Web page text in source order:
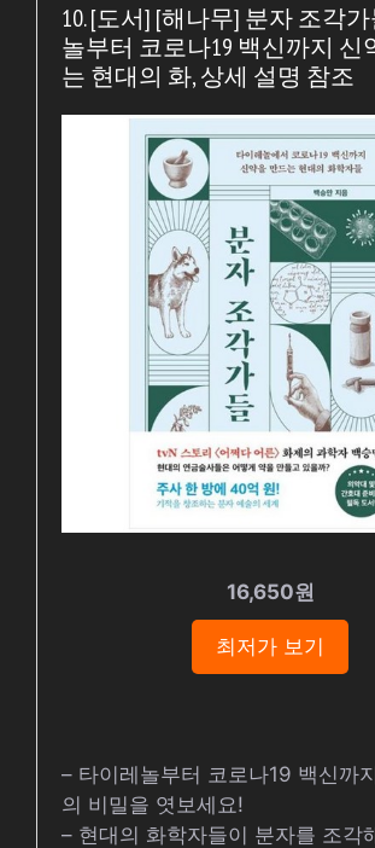
10. [도서] [해나무] 분자 조각
놀부터 코로나19 백신까지 신
는 현대의 화, 상세 설명 참조
16,650원
최저가 보기
– 타이레놀부터 코로나19 백신까
의 비밀을 엿보세요!
– 현대의 화학자들이 분자를 조각